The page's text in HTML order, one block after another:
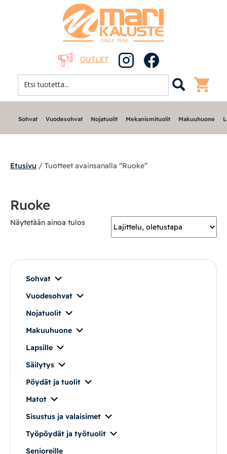
OUTLET
Nojatuolit
Makuuhuone
Säilytys
Työpöydät ja työtuolit
Matot
Ulkokalusteet
Sohvat Vuodesohvat Nojatuolit Mekanismituolit Makuuhuone
Etusivu / Tuotteet avainsanalla “Ruoke”
Ruoke
Näytetään ainoa tulos
Sohvat
Vuodesohvat
Nojatuolit
Makuuhuone
Lapsille
Säilytys
Pöydät ja tuolit
Matot
Sisustus ja valaisimet
Työpöydät ja työtuolit
Senioreille